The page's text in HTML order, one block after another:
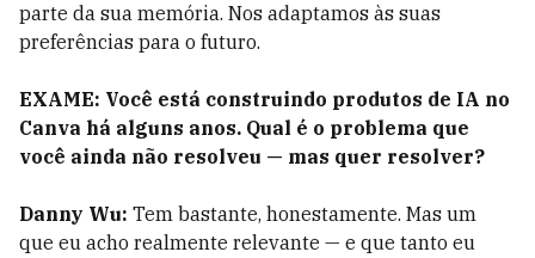
parte da sua memória. Nos adaptamos às suas
preferências para o futuro.
EXAME: Você está construindo produtos de IA no
Canva há alguns anos. Qual é o problema que
você ainda não resolveu — mas quer resolver?
Danny Wu: Tem bastante, honestamente. Mas um
que eu acho realmente relevante — e que tanto eu